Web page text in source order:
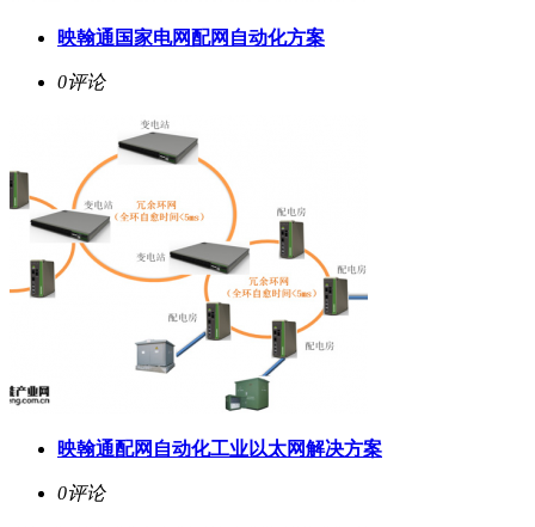
映翰通国家电网配网自动化方案
0评论
映翰通配网自动化工业以太网解决方案
0评论